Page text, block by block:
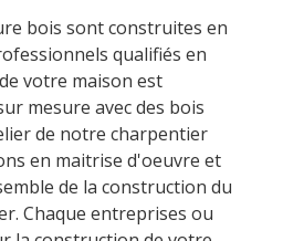
bois sont construites en
qualifiés en
votre maison est
mesure avec des bois
de notre charpentier
en maitrise d'oeuvre et
de la construction du
Chaque entreprises ou